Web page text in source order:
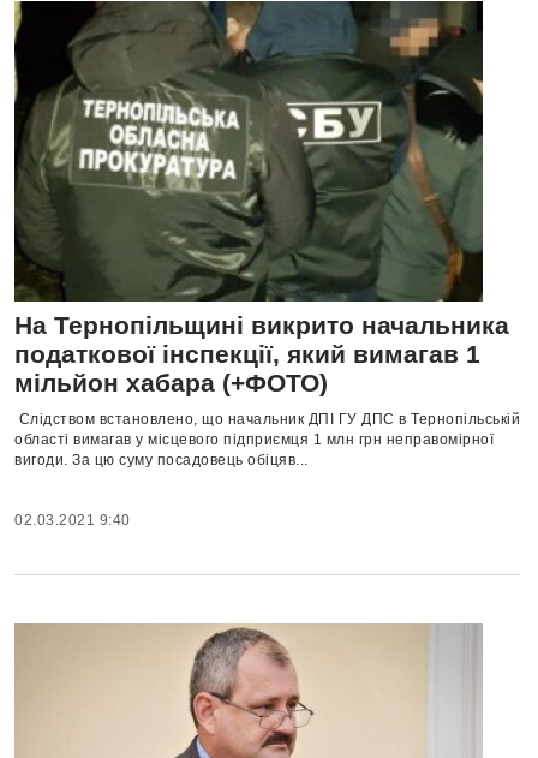
На Тернопільщині викрито начальника
податкової інспекції, який вимагав 1
мільйон хабара (+ФОТО)
Слідством встановлено, що начальник ДПІ ГУ ДПС в Тернопільській
області вимагав у місцевого підприємця 1 млн грн неправомірної
вигоди. За цю суму посадовець обіцяв...
02.03.2021 9:40